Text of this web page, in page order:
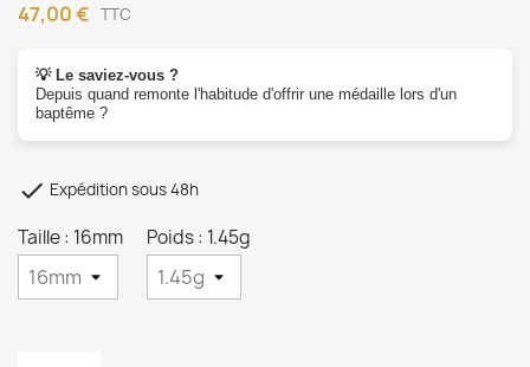
47,00 € TTC
💡 Le saviez-vous ?
Depuis quand remonte l'habitude d'offrir une médaille lors d'un
baptême ?
 Expédition sous 48h
Taille : 16mm Poids : 1.45g